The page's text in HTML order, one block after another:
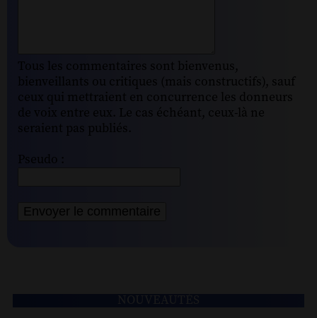
Tous les commentaires sont bienvenus,
bienveillants ou critiques (mais constructifs), sauf
ceux qui mettraient en concurrence les donneurs
de voix entre eux. Le cas échéant, ceux-là ne
seraient pas publiés.
Pseudo :